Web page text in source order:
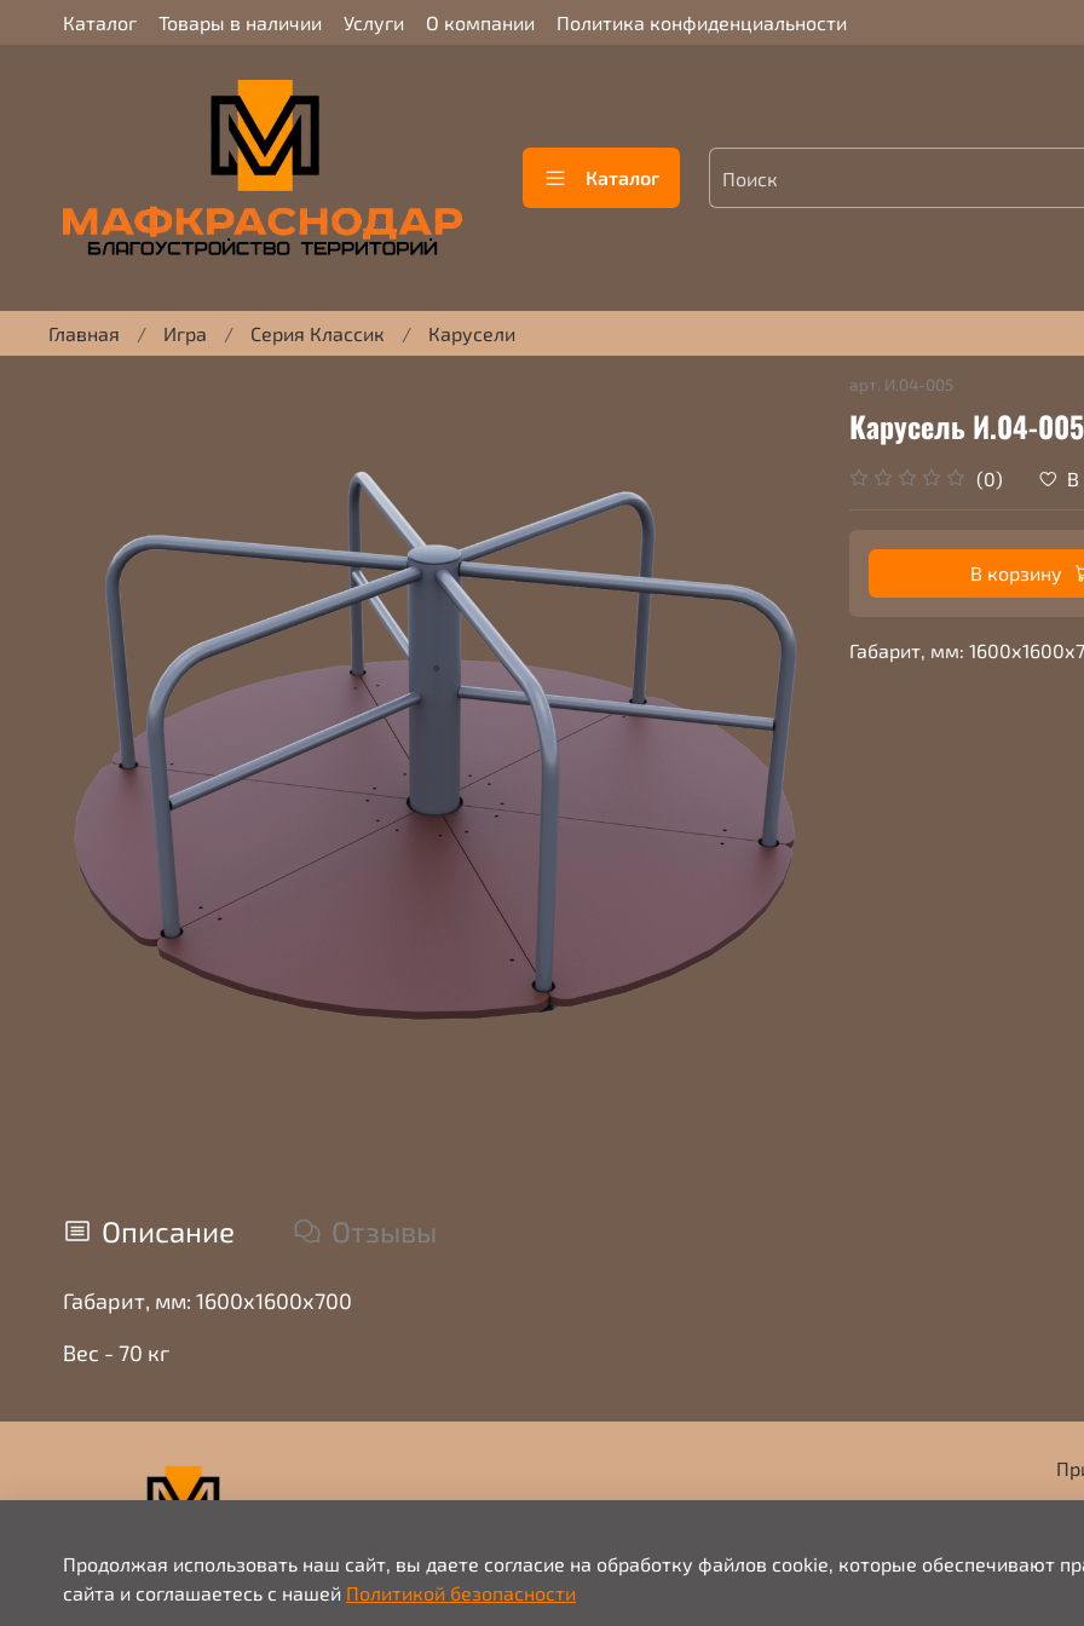
Каталог Товары в наличии Услуги О компании Политика конфиденциальности
Каталог
Главная Игра Серия Классик Карусели
арт. И.04-005
Карусель И.04-005
(0) В
В корзину
Габарит, мм:
Описание Отзывы
Габарит, мм: 1600х1600х700
Вес - 70 кг
Продолжая использовать наш сайт, вы даете согласие на обработку файлов cookie, которые обеспечивают
сайта и соглашаетесь с нашей Политикой безопасности